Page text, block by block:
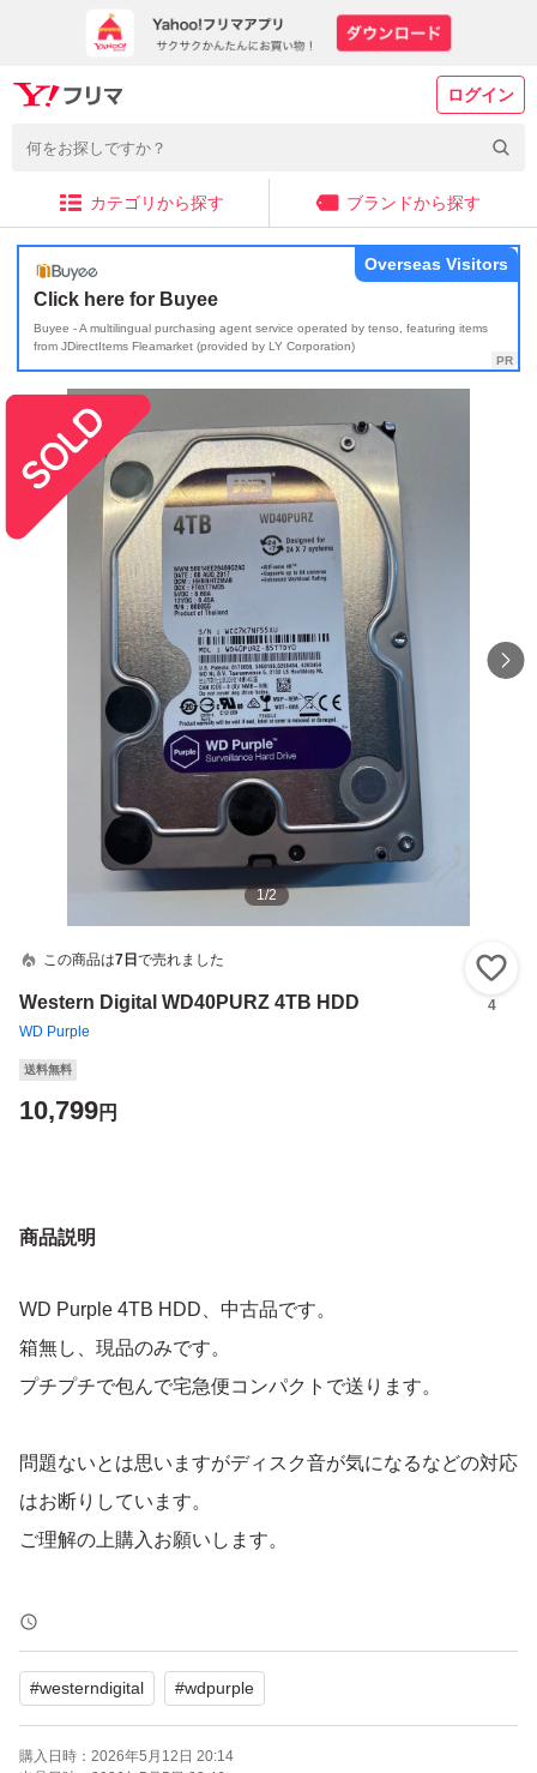
ログイン
カテゴリから探す ブランドから探す
Click here for Buyee
Buyee - A multilingual purchasing agent service operated by tenso, featuring items
from JDirectItems Fleamarket (provided by LY Corporation)
Overseas Visitors
1/2
この商品は7日 で売れました
Western Digital WD40PURZ 4TB HDD
WD Purple
4
送料無料
10,799円
商品説明
WD Purple 4TB HDD、中古品です。
箱無し、現品のみです。
プチプチで包んで宅急便コンパクトで送ります。
問題ないとは思いますがディスク音が気になるなどの対応
はお断りしています。
ご理解の上購入お願いします。
WD40PURZ ［WD PURPLE 4TB］
ブランド：Western Digital WD Purple
HDD容量：4000.0 GB
ドライブ回転数：5400rpm
#westerndigital #wdpurple
購入日時： 2026年5月12日 20:14